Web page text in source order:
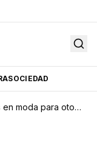
SOCIEDAD
¿Cuáles son las tendencias en moda para otoño invierno?